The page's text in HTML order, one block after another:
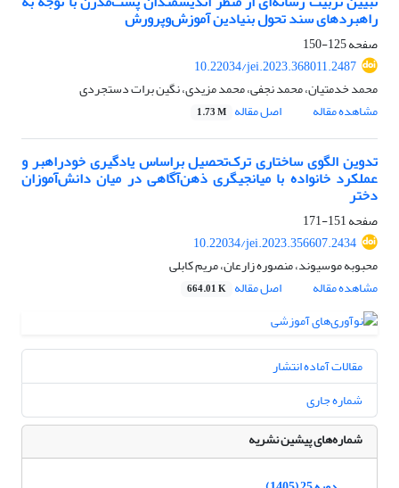
راهبردهای سند تحول بنیادین آموزش‌‏وپرورش
صفحه125-150
10.22034/jei.2023.368011.2487
محمد خدمتیان، محمد نجفی، محمد مزیدی، نگین برات دستجردی
مشاهده مقاله
اصل مقاله 1.73 M
تدوین الگوی ساختاری ترک‌تحصیل‌ براساس یادگیری خودراهبر و
عملکرد خانواده با میانجیگری ذهن‌آگاهی در میان دانش‌آموزان
دختر
صفحه151-171
10.22034/jei.2023.356607.2434
محبوبه موسیوند، منصوره زارعان، مریم کابلی
مشاهده مقاله
اصل مقاله 664.01 K
مقالات آماده انتشار
شماره جاری
شماره‌های پیشین نشریه